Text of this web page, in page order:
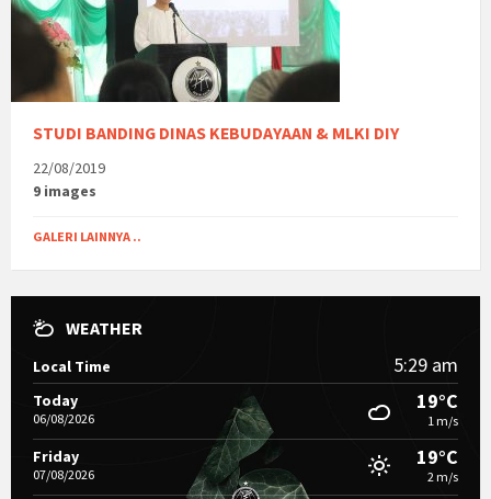
STUDI BANDING DINAS KEBUDAYAAN & MLKI DIY
22/08/2019
9 images
GALERI LAINNYA ..
WEATHER
Local Time 5:29 am
Today
06/08/2026
19°C
1 m/s
Friday
07/08/2026
19°C
2 m/s